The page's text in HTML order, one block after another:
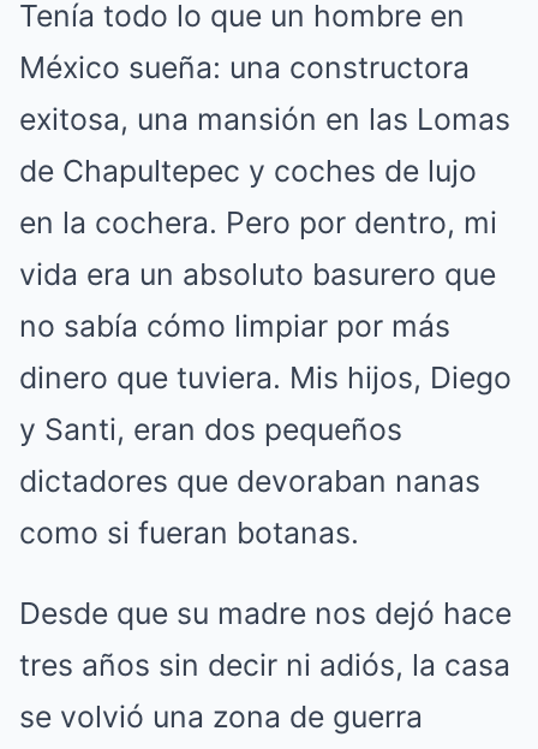
Tenía todo lo que un hombre en
México sueña: una constructora
exitosa, una mansión en las Lomas
de Chapultepec y coches de lujo
en la cochera. Pero por dentro, mi
vida era un absoluto basurero que
no sabía cómo limpiar por más
dinero que tuviera. Mis hijos, Diego
y Santi, eran dos pequeños
dictadores que devoraban nanas
como si fueran botanas.
Desde que su madre nos dejó hace
tres años sin decir ni adiós, la casa
se volvió una zona de guerra